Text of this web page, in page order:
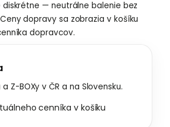
— neutrálne balenie bez
dopravy sa zobrazia v košíku
dopravcov.
Z-BOXy v ČR a na Slovensku.
cenníka v košíku